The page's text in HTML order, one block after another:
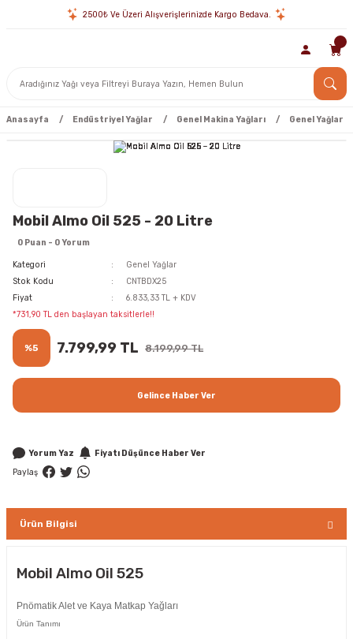
2500₺ Ve Üzeri Alışverişlerinizde Kargo Bedava.
Anasayfa Endüstriyel Yağlar Genel Makina Yağları Genel Yağlar
Mobil Almo Oil 525 - 20 Litre
0 Puan - 0 Yorum
Kategori
Genel Yağlar
Stok Kodu
CNTBDX25
Fiyat
6.833,33 TL + KDV
*731,90 TL den başlayan taksitlerle!!
%5 7.799,99 TL 8.199,99 TL
Gelince Haber Ver
Yorum Yaz
Fiyatı Düşünce Haber Ver
Paylaş
Ürün Bilgisi
Mobil Almo Oil 525
Pnömatik Alet ve Kaya Matkap Yağları
Ürün Tanımı